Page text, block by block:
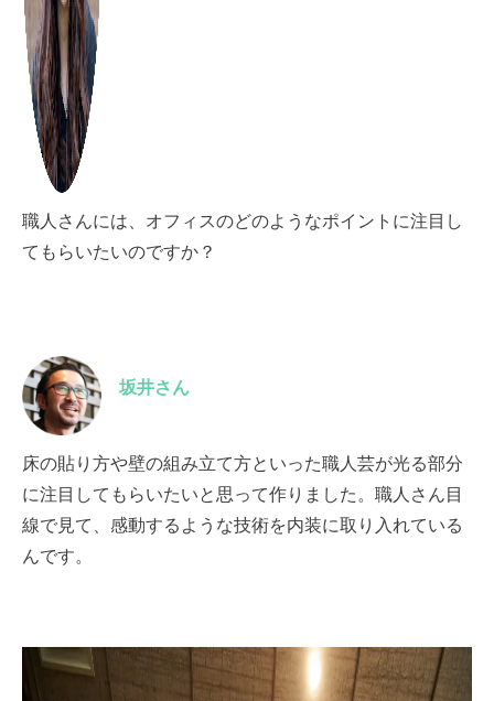
職人さんには、オフィスのどのようなポイントに注目し
てもらいたいのですか？
坂井さん
床の貼り方や壁の組み立て方といった職人芸が光る部分
に注目してもらいたいと思って作りました。職人さん目
線で見て、感動するような技術を内装に取り入れている
んです。